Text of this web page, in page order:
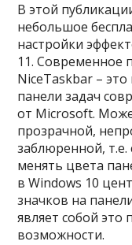
В этой
небольшое
настройки
11. Современное
NiceTaskbar –
панели задач
от Microsoft.
прозрачной,
заблюренной,
менять цвета
в Windows 10
значков на
являет собой это
возможности.